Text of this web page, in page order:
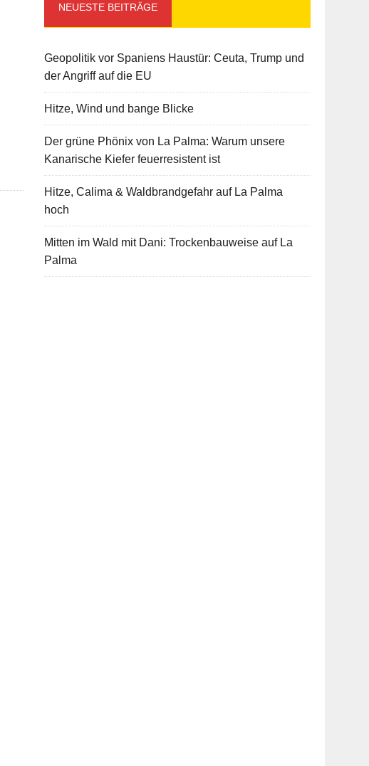
NEUESTE BEITRÄGE
Geopolitik vor Spaniens Haustür: Ceuta, Trump und
der Angriff auf die EU
Hitze, Wind und bange Blicke
Der grüne Phönix von La Palma: Warum unsere
Kanarische Kiefer feuerresistent ist
Hitze, Calima & Waldbrandgefahr auf La Palma
hoch
Mitten im Wald mit Dani: Trockenbauweise auf La
Palma